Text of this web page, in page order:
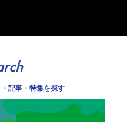
記事・特集を探す